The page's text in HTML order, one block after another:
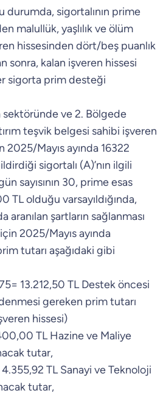
durumda, sigortalının prime
malullük, yaşlılık ve ölüm
hissesinden dört/beş puanlık
sonra, kalan işveren hissesi
sigorta prim desteği
sektöründe ve 2. Bölgede
teşvik belgesi sahibi işveren
Mayıs ayında 16322
sigortalı (A)’nın ilgili
sayısının 30, prime esas
TL olduğu varsayıldığında,
aranılan şartların sağlanması
2025/Mayıs ayında
tutarı aşağıdaki gibi
13.212,50 TL Destek öncesi
gereken prim tutarı
hissesi)
TL Hazine ve Maliye
tutar,
TL Sanayi ve Teknoloji
tutar,